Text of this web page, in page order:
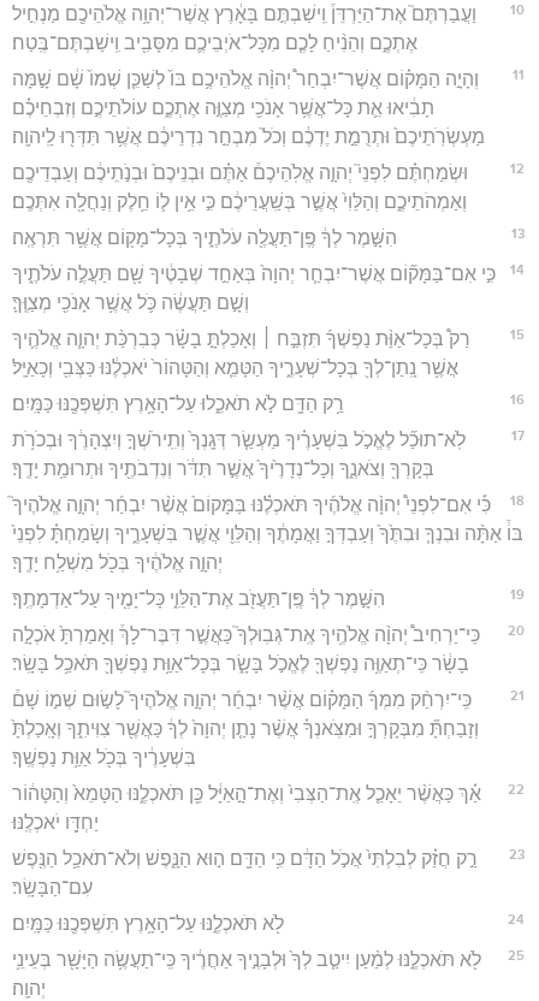
10
וַעֲבַרְתֶּם֮ אֶת־הַיַּרְדֵּן֒ וִֽישַׁבְתֶּ֣ם בָּאָ֔רֶץ אֲשֶׁר־יְהוָ֥ה אֱלֹהֵיכֶ֖ם מַנְחִ֣יל
אֶתְכֶ֑ם וְהֵנִ֨יחַ לָכֶ֧ם מִכָּל־אֹיְבֵיכֶ֛ם מִסָּבִ֖יב וִֽישַׁבְתֶּם־בֶּֽטַח׃
11
וְהָיָ֣ה הַמָּק֗וֹם אֲשֶׁר־יִבְחַר֩ יְהוָ֨ה אֱלֹהֵיכֶ֥ם בּוֹ֙ לְשַׁכֵּ֤ן שְׁמוֹ֙ שָׁ֔ם שָׁ֣מָּה
תָבִ֔יאוּ אֵ֛ת כָּל־אֲשֶׁ֥ר אָנֹכִ֖י מְצַוֶּ֣ה אֶתְכֶ֑ם עוֹלֹתֵיכֶ֣ם וְזִבְחֵיכֶ֗ם
מַעְשְׂרֹֽתֵיכֶם֙ וּתְרֻמַ֣ת יֶדְכֶ֔ם וְכֹל֙ מִבְחַ֣ר נִדְרֵיכֶ֔ם אֲשֶׁ֥ר תִּדְּר֖וּ לַֽיהוָֽה׃
12
וּשְׂמַחְתֶּ֗ם לִפְנֵי֮ יְהוָ֣ה אֱלֹֽהֵיכֶם֒ אַתֶּ֗ם וּבְנֵיכֶם֙ וּבְנֹ֣תֵיכֶ֔ם וְעַבְדֵיכֶ֖ם
וְאַמְהֹתֵיכֶ֑ם וְהַלֵּוִי֙ אֲשֶׁ֣ר בְּשַֽׁעֲרֵיכֶ֔ם כִּ֣י אֵ֥ין ל֛וֹ חֵ֥לֶק וְנַחֲלָ֖ה אִתְּכֶֽם׃
13 הִשָּׁ֣מֶר לְךָ֔ פֶּֽן־תַּעֲלֶ֖ה עֹלֹתֶ֑יךָ בְּכָל־מָק֖וֹם אֲשֶׁ֥ר תִּרְאֶֽה׃
14
כִּ֣י אִם־בַּמָּק֞וֹם אֲשֶׁר־יִבְחַ֤ר יְהוָה֙ בְּאַחַ֣ד שְׁבָטֶ֔יךָ שָׁ֖ם תַּעֲלֶ֣ה עֹלֹתֶ֑יךָ
וְשָׁ֣ם תַּעֲשֶׂ֔ה כֹּ֛ל אֲשֶׁ֥ר אָנֹכִ֖י מְצַוֶּֽךָּ׃
15
רַק֩ בְּכָל־אַוַּ֨ת נַפְשְׁךָ֜ תִּזְבַּ֣ח ׀ וְאָכַלְתָּ֣ בָשָׂ֗ר כְּבִרְכַּ֨ת יְהוָ֧ה אֱלֹהֶ֛יךָ
אֲשֶׁ֥ר נָֽתַן־לְךָ֖ בְּכָל־שְׁעָרֶ֑יךָ הַטָּמֵ֤א וְהַטָּהוֹר֙ יֹאכְלֶ֔נּוּ כַּצְּבִ֖י וְכָאַיָּֽל׃
16 רַ֥ק הַדָּ֖ם לֹ֣א תֹאכֵ֑לוּ עַל־הָאָ֥רֶץ תִּשְׁפְּכֶ֖נּוּ כַּמָּֽיִם׃
17
לֹֽא־תוּכַ֞ל לֶאֱכֹ֣ל בִּשְׁעָרֶ֗יךָ מַעְשַׂ֤ר דְּגָֽנְךָ֙ וְתִֽירֹשְׁךָ֣ וְיִצְהָרֶ֔ךָ וּבְכֹרֹ֥ת
בְּקָרְךָ֖ וְצֹאנֶ֑ךָ וְכָל־נְדָרֶ֙יךָ֙ אֲשֶׁ֣ר תִּדֹּ֔ר וְנִדְבֹתֶ֖יךָ וּתְרוּמַ֥ת יָדֶֽךָ׃
18
כִּ֡י אִם־לִפְנֵי֩ יְהוָ֨ה אֱלֹהֶ֜יךָ תֹּאכְלֶ֗נּוּ בַּמָּקוֹם֙ אֲשֶׁ֨ר יִבְחַ֜ר יְהוָ֣ה אֱלֹהֶיךָ֮
בּוֹ֒ אַתָּ֨ה וּבִנְךָ֤ וּבִתֶּ֙ךָ֙ וְעַבְדְּךָ֣ וַאֲמָתֶ֔ךָ וְהַלֵּוִ֖י אֲשֶׁ֣ר בִּשְׁעָרֶ֑יךָ וְשָׂמַחְתָּ֗ לִפְנֵי֙
יְהוָ֣ה אֱלֹהֶ֔יךָ בְּכֹ֖ל מִשְׁלַ֥ח יָדֶֽךָ׃
19 הִשָּׁ֣מֶר לְךָ֔ פֶּֽן־תַּעֲזֹ֖ב אֶת־הַלֵּוִ֑י כָּל־יָמֶ֖יךָ עַל־אַדְמָתֶֽךָ׃
20
כִּֽי־יַרְחִיב֩ יְהוָ֨ה אֱלֹהֶ֥יךָ אֶֽת־גְּבֽוּלְךָ֮ כַּאֲשֶׁ֣ר דִּבֶּר־לָךְ֒ וְאָמַרְתָּ֙ אֹכְלָ֣ה
בָשָׂ֔ר כִּֽי־תְאַוֶּ֥ה נַפְשְׁךָ֖ לֶאֱכֹ֣ל בָּשָׂ֑ר בְּכָל־אַוַּ֥ת נַפְשְׁךָ֖ תֹּאכַ֥ל בָּשָֽׂר׃
21
כִּֽי־יִרְחַ֨ק מִמְּךָ֜ הַמָּק֗וֹם אֲשֶׁ֨ר יִבְחַ֜ר יְהוָ֣ה אֱלֹהֶיךָ֮ לָשׂ֣וּם שְׁמ֣וֹ שָׁם֒
וְזָבַחְתָּ֞ מִבְּקָרְךָ֣ וּמִצֹּֽאנְךָ֗ אֲשֶׁ֨ר נָתַ֤ן יְהוָה֙ לְךָ֔ כַּאֲשֶׁ֖ר צִוִּיתִ֑ךָ וְאָֽכַלְתָּ֙
בִּשְׁעָרֶ֔יךָ בְּכֹ֖ל אַוַּ֥ת נַפְשֶֽׁךָ׃
22
אַ֗ךְ כַּאֲשֶׁ֨ר יֵאָכֵ֤ל אֶֽת־הַצְּבִי֙ וְאֶת־הָ֣אַיָּ֔ל כֵּ֖ן תֹּאכְלֶ֑נּוּ הַטָּמֵא֙ וְהַטָּה֔וֹר
יַחְדָּ֖ו יֹאכְלֶֽנּוּ׃
23
רַ֣ק חֲזַ֗ק לְבִלְתִּי֙ אֲכֹ֣ל הַדָּ֔ם כִּ֥י הַדָּ֖ם ה֣וּא הַנָּ֑פֶשׁ וְלֹא־תֹאכַ֥ל הַנֶּ֖פֶשׁ
עִם־הַבָּשָֽׂר׃
24 לֹ֖א תֹּאכְלֶ֑נּוּ עַל־הָאָ֥רֶץ תִּשְׁפְּכֶ֖נּוּ כַּמָּֽיִם׃
25
לֹ֖א תֹּאכְלֶ֑נּוּ לְמַ֨עַן יִיטַ֤ב לְךָ֙ וּלְבָנֶ֣יךָ אַחֲרֶ֔יךָ כִּֽי־תַעֲשֶׂ֥ה הַיָּשָׁ֖ר בְּעֵינֵ֥י
יְהוָֽה׃